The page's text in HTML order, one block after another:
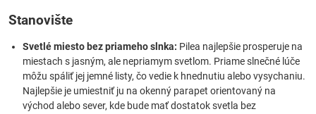
Stanovište
Svetlé miesto bez priameho slnka: Pilea najlepšie prosperuje na
miestach s jasným, ale nepriamym svetlom. Priame slnečné lúče
môžu spáliť jej jemné listy, čo vedie k hnednutiu alebo vysychaniu.
Najlepšie je umiestniť ju na okenný parapet orientovaný na
východ alebo sever, kde bude mať dostatok svetla bez